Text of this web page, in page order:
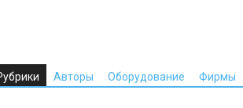
Авторы Оборудование Фирмы